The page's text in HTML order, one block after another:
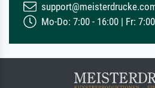
Mo-Do: 7:00 - 16:00 | Fr: